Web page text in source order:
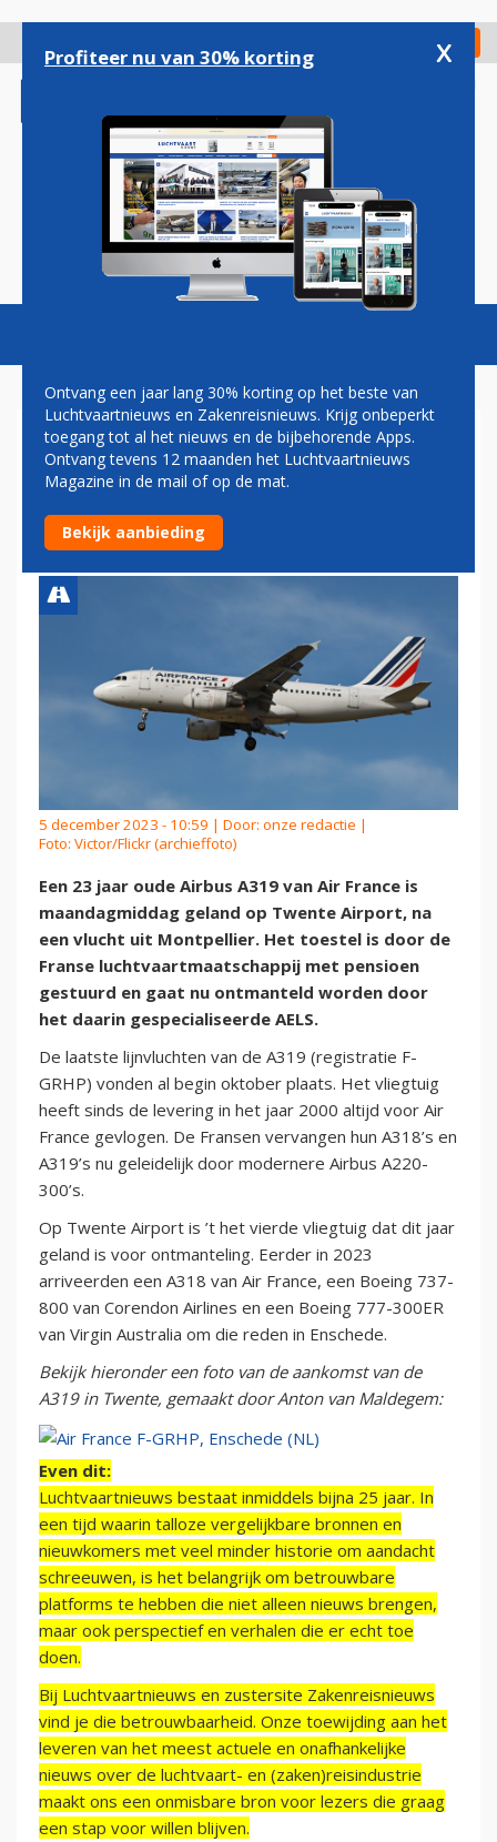
gaan
Check in
Magazine Podcasts Vacatures
AIRBUS A319 VAN AIR
FRANCE GELAND OP TWENTE
AIRPORT
5 december 2023 - 10:59 | Door: onze redactie |
Foto: Victor/Flickr (archieffoto)
Een 23 jaar oude Airbus A319 van Air France is
maandagmiddag geland op Twente Airport, na
een vlucht uit Montpellier. Het toestel is door de
Franse luchtvaartmaatschappij met pensioen
gestuurd en gaat nu ontmanteld worden door
het daarin gespecialiseerde AELS.
De laatste lijnvluchten van de A319 (registratie F-
GRHP) vonden al begin oktober plaats. Het vliegtuig
heeft sinds de levering in het jaar 2000 altijd voor Air
France gevlogen. De Fransen vervangen hun A318’s en
A319’s nu geleidelijk door modernere Airbus A220-
300’s.
Op Twente Airport is ’t het vierde vliegtuig dat dit jaar
geland is voor ontmanteling. Eerder in 2023
arriveerden een A318 van Air France, een Boeing 737-
800 van Corendon Airlines en een Boeing 777-300ER
van Virgin Australia om die reden in Enschede.
Bekijk hieronder een foto van de aankomst van de
A319 in Twente, gemaakt door Anton van Maldegem:
Even dit:
Luchtvaartnieuws bestaat inmiddels bijna 25 jaar. In
een tijd waarin talloze vergelijkbare bronnen en
nieuwkomers met veel minder historie om aandacht
schreeuwen, is het belangrijk om betrouwbare
platforms te hebben die niet alleen nieuws brengen,
maar ook perspectief en verhalen die er echt toe
doen.
Bij Luchtvaartnieuws en zustersite Zakenreisnieuws
vind je die betrouwbaarheid. Onze toewijding aan het
leveren van het meest actuele en onafhankelijke
nieuws over de luchtvaart- en (zaken)reisindustrie
maakt ons een onmisbare bron voor lezers die graag
een stap voor willen blijven.
Profiteer nu van 30% korting x
Ontvang een jaar lang 30% korting op het beste van
Luchtvaartnieuws en Zakenreisnieuws. Krijg onbeperkt
toegang tot al het nieuws en de bijbehorende Apps.
Ontvang tevens 12 maanden het Luchtvaartnieuws
Magazine in de mail of op de mat.
Bekijk aanbieding